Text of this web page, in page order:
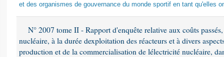
et des organismes de gouvernance du monde sportif en tant qu'elles
N° 2007 tome II - Rapport d'enquête relative aux coûts
nucléaire, à la durée dexploitation des réacteurs et à divers
production et de la commercialisation de lélectricité nucléaire,